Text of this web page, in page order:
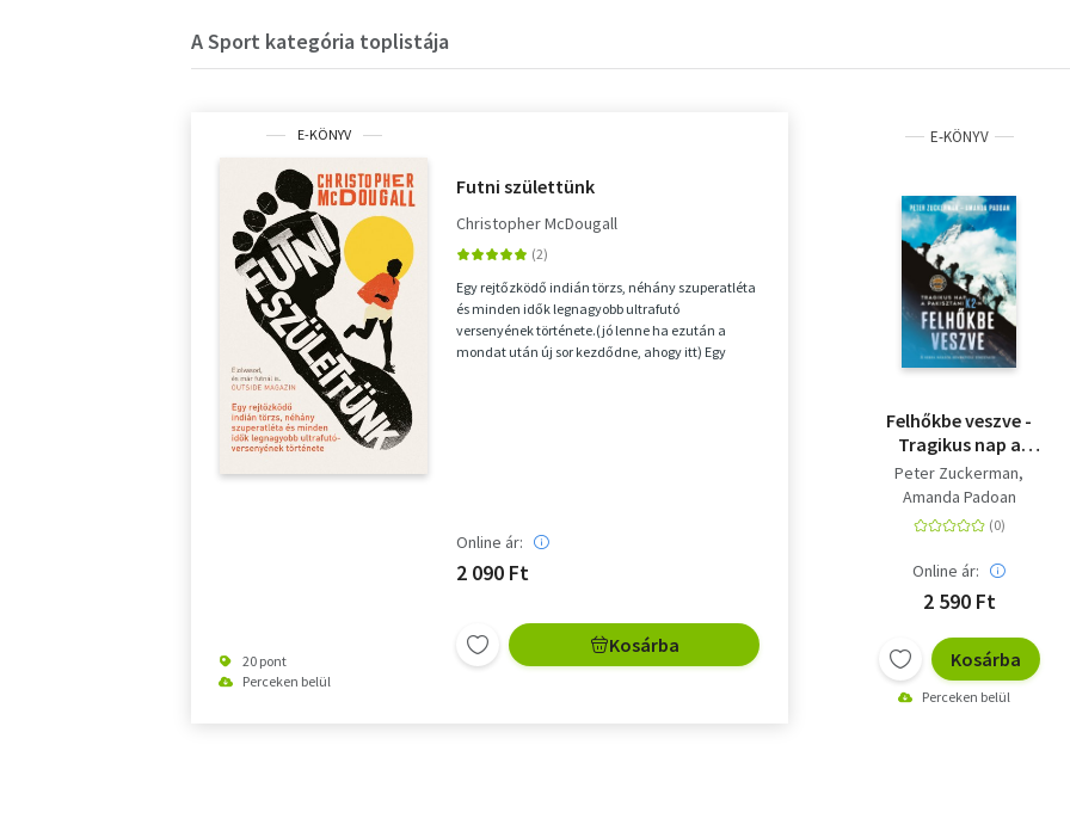
A Sport kategória toplistája
E-KÖNYV
20 pont
Perceken belül
Futni születtünk
Christopher McDougall
Egy rejtőzködő indián törzs, néhány szuperatléta
és minden idők legnagyobb ultrafutó
versenyének története.(jó lenne ha ezután a
mondat után új sor kezdődne, ahogy itt) Egy
Online ár:
2 090 Ft
Kosárba
E-KÖNYV
Felhőkbe veszve -
Tragikus nap a
pakisztáni K2-n - A
serpa mászók
rendkívüli története
Peter Zuckerman
Amanda Padoan
Online ár:
2 590 Ft
Kosárba
Perceken belül